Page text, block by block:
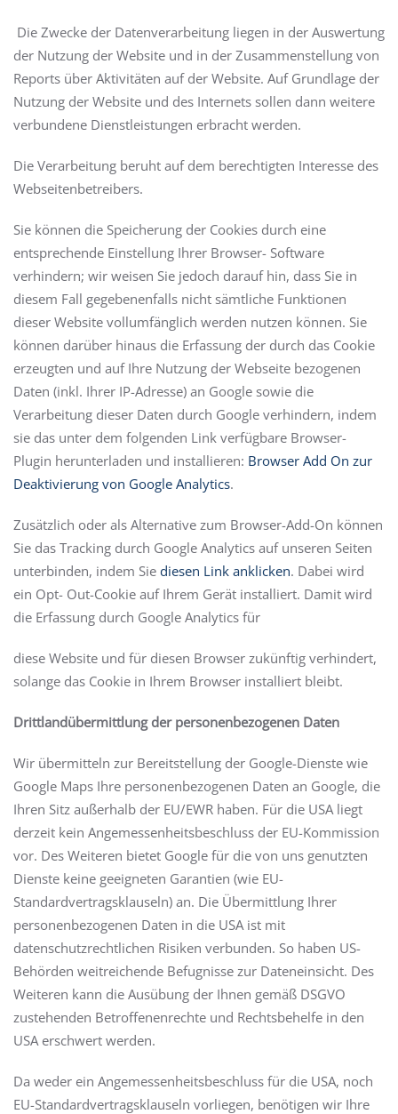
Die Zwecke der Datenverarbeitung liegen in der Auswertung
der Nutzung der Website und in der Zusammenstellung von
Reports über Aktivitäten auf der Website. Auf Grundlage der
Nutzung der Website und des Internets sollen dann weitere
verbundene Dienstleistungen erbracht werden.
Die Verarbeitung beruht auf dem berechtigten Interesse des
Webseitenbetreibers.
Sie können die Speicherung der Cookies durch eine
entsprechende Einstellung Ihrer Browser- Software
verhindern; wir weisen Sie jedoch darauf hin, dass Sie in
diesem Fall gegebenenfalls nicht sämtliche Funktionen
dieser Website vollumfänglich werden nutzen können. Sie
können darüber hinaus die Erfassung der durch das Cookie
erzeugten und auf Ihre Nutzung der Webseite bezogenen
Daten (inkl. Ihrer IP-Adresse) an Google sowie die
Verarbeitung dieser Daten durch Google verhindern, indem
sie das unter dem folgenden Link verfügbare Browser-
Plugin herunterladen und installieren: Browser Add On zur
Deaktivierung von Google Analytics.
Zusätzlich oder als Alternative zum Browser-Add-On können
Sie das Tracking durch Google Analytics auf unseren Seiten
unterbinden, indem Sie diesen Link anklicken. Dabei wird
ein Opt- Out-Cookie auf Ihrem Gerät installiert. Damit wird
die Erfassung durch Google Analytics für
diese Website und für diesen Browser zukünftig verhindert,
solange das Cookie in Ihrem Browser installiert bleibt.
Drittlandübermittlung der personenbezogenen Daten
Wir übermitteln zur Bereitstellung der Google-Dienste wie
Google Maps Ihre personenbezogenen Daten an Google, die
Ihren Sitz außerhalb der EU/EWR haben. Für die USA liegt
derzeit kein Angemessenheitsbeschluss der EU-Kommission
vor. Des Weiteren bietet Google für die von uns genutzten
Dienste keine geeigneten Garantien (wie EU-
Standardvertragsklauseln) an. Die Übermittlung Ihrer
personenbezogenen Daten in die USA ist mit
datenschutzrechtlichen Risiken verbunden. So haben US-
Behörden weitreichende Befugnisse zur Dateneinsicht. Des
Weiteren kann die Ausübung der Ihnen gemäß DSGVO
zustehenden Betroffenenrechte und Rechtsbehelfe in den
USA erschwert werden.
Da weder ein Angemessenheitsbeschluss für die USA, noch
EU-Standardvertragsklauseln vorliegen, benötigen wir Ihre